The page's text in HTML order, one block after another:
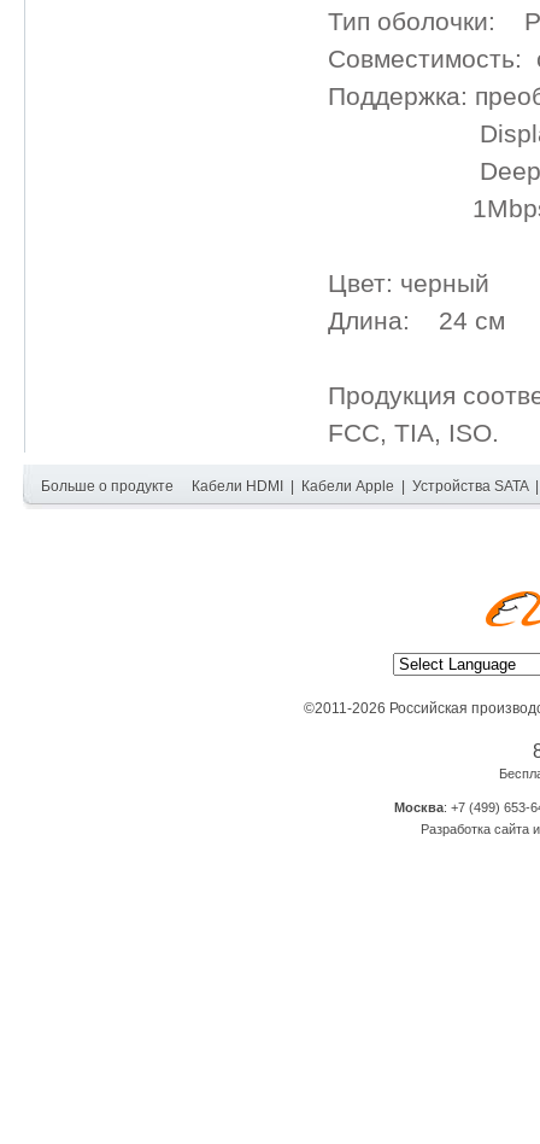
Тип оболочки:
Совместимость:
Поддержка:
DisplayPort
Deep Color
1Mbps
Цвет: черный
Длина: 24 см
Продукция
FCC, TIA, ISO.
Больше о продукте Кабели HDMI Кабели Apple Устройства SATA
©2011-2026 Российская
Москва: +7 (499) 653-
Разработка сайта